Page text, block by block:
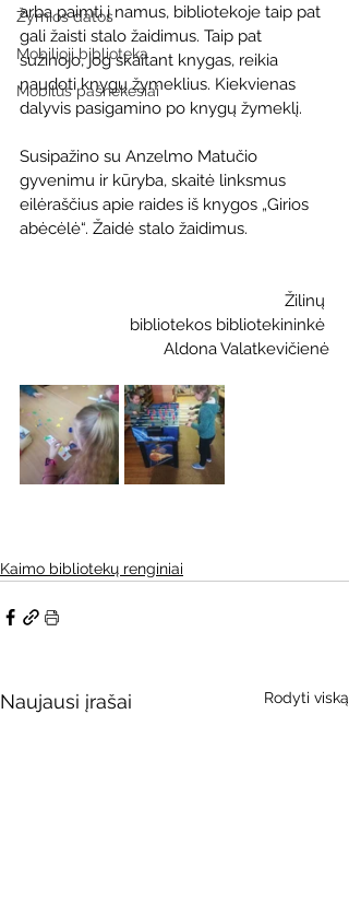
Žymios datos
Mobilioji biblioteka
Mobilūs pašnekesiai
arba paimti į namus, bibliotekoje taip pat
gali žaisti stalo žaidimus. Taip pat
sužinojo, jog skaitant knygas, reikia
naudoti knygų žymeklius. Kiekvienas
dalyvis pasigamino po knygų žymeklį.
Susipažino su Anzelmo Matučio
gyvenimu ir kūryba, skaitė linksmus
eilėraščius apie raides iš knygos „Girios
abėcėlė“. Žaidė stalo žaidimus.
bibliotekos bibliotekininkė
Aldona Valatkevičienė
Kaimo bibliotekų renginiai
Naujausi įrašai Rodyti viską